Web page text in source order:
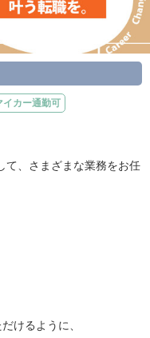
イカー通勤可
て、さまざまな業務をお任
けるように、